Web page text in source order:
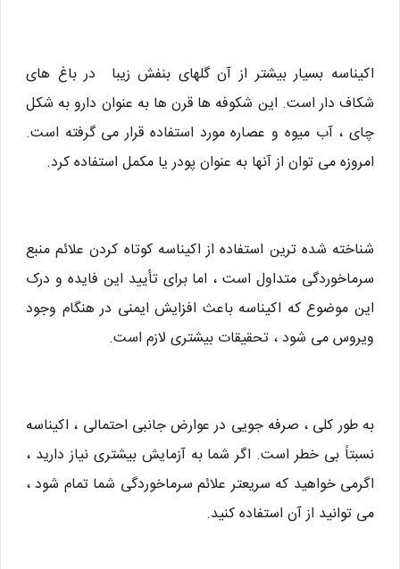
اکیناسه بسیار بیشتر از آن گلهای بنفش زیبا در باغ های
شکاف دار است. این شکوفه ها قرن ها به عنوان دارو به شکل
چای ، آب میوه و عصاره مورد استفاده قرار می گرفته است.
امروزه می توان از آنها به عنوان پودر یا مکمل استفاده کرد.
شناخته شده ترین استفاده از اکیناسه کوتاه کردن علائم منبع
سرماخوردگی متداول است ، اما برای تأیید این فایده و درک
این موضوع که اکیناسه باعث افزایش ایمنی در هنگام وجود
ویروس می شود ، تحقیقات بیشتری لازم است.
به طور کلی ، صرفه جویی در عوارض جانبی احتمالی ، اکیناسه
نسبتاً بی خطر است. اگر شما به آزمایش بیشتری نیاز دارید ،
اگرمی خواهید که سریعتر علائم سرماخوردگی شما تمام شود ،
می توانید از آن استفاده کنید.